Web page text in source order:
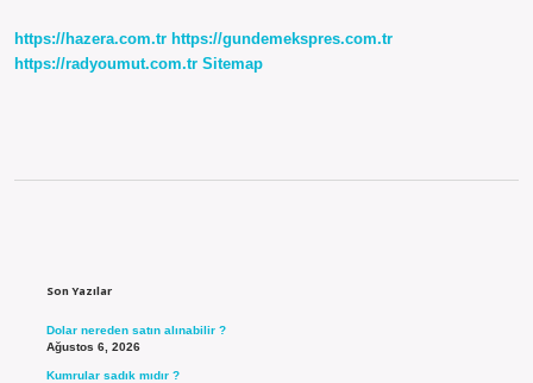
https://hazera.com.tr https://gundemekspres.com.tr
https://radyoumut.com.tr Sitemap
Son Yazılar
Dolar nereden satın alınabilir ?
Ağustos 6, 2026
Kumrular sadık mıdır ?